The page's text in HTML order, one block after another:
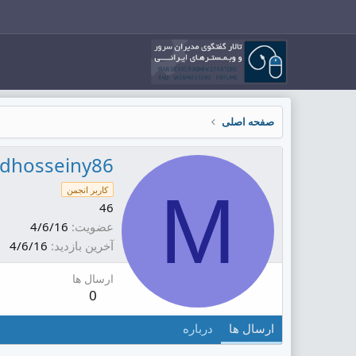
صفحه اصلی
M کاربر انجمن
46
عضویت 4/6/16
آخرین بازدید 4/6/16
ارسال ها
0
ارسال ها درباره